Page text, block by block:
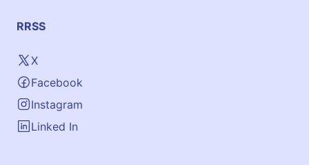
RRSS
X
Facebook
Instagram
Linked In